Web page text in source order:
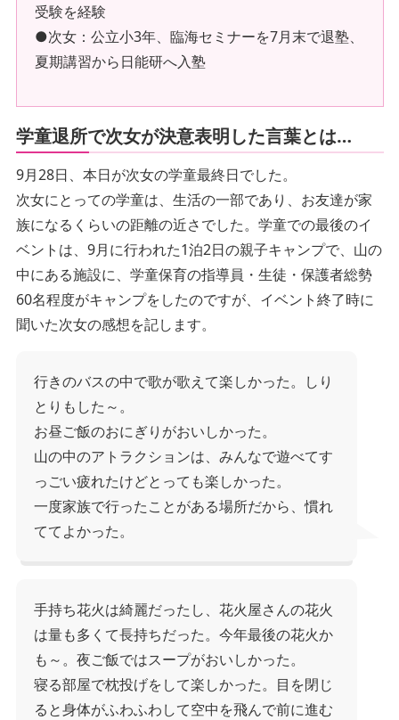
受験を経験
●次女：公立小3年、臨海セミナーを7月末で退塾、
夏期講習から日能研へ入塾
学童退所で次女が決意表明した言葉とは…
9月28日、本日が次女の学童最終日でした。
次女にとっての学童は、生活の一部であり、お友達が家
族になるくらいの距離の近さでした。学童での最後のイ
ベントは、9月に行われた1泊2日の親子キャンプで、山の
中にある施設に、学童保育の指導員・生徒・保護者総勢
60名程度がキャンプをしたのですが、イベント終了時に
聞いた次女の感想を記します。
行きのバスの中で歌が歌えて楽しかった。しり
とりもした～。
お昼ご飯のおにぎりがおいしかった。
山の中のアトラクションは、みんなで遊べてす
っごい疲れたけどとっても楽しかった。
一度家族で行ったことがある場所だから、慣れ
ててよかった。
手持ち花火は綺麗だったし、花火屋さんの花火
は量も多くて長持ちだった。今年最後の花火か
も～。夜ご飯ではスープがおいしかった。
寝る部屋で枕投げをして楽しかった。目を閉じ
ると身体がふわふわして空中を飛んで前に進む